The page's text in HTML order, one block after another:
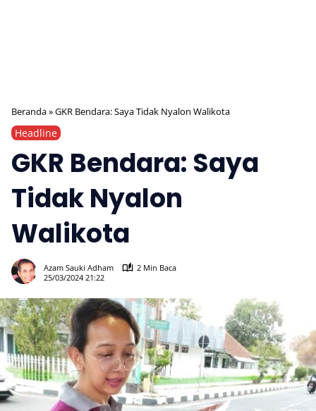
Beranda»GKR Bendara: Saya Tidak Nyalon Walikota
Headline
GKR Bendara: Saya
Tidak Nyalon
Walikota
Azam Sauki Adham
2 Min Baca
25/03/2024 21:22